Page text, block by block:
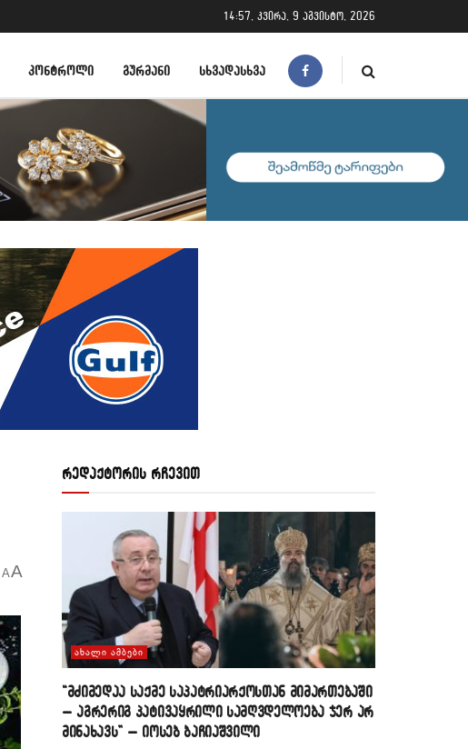
14:57, კვირა, 9 აგვისტო, 2026
ᲙᲝᲜᲢᲠᲝᲚᲘ ᲒᲣᲠᲛᲐᲜᲘ ᲡᲮᲕᲐᲓᲐᲡᲮᲕᲐ
AA
რედაქტორის რჩევით
ᲐᲮᲐᲚᲘ ᲐᲛᲑᲔᲑᲘ
“მძიმედაა საქმე საპატრიარქოსთან მიმართებაში
– აგრერიგ პატივაყრილი სამღვდელოება ჯერ არ
მინახავს” – იოსებ ბაჩიაშვილი